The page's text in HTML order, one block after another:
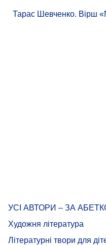
Тарас Шевченко. Вірш
УСІ АВТОРИ – ЗА
Художня література
Літературні твори для